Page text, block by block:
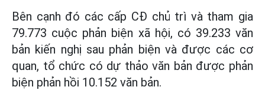
Bên cạnh đó các cấp CĐ chủ trì và tham gia
79.773 cuộc phản biện xã hội, có 39.233 văn
bản kiến nghị sau phản biện và được các cơ
quan, tổ chức có dự thảo văn bản được phản
biện phản hồi 10.152 văn bản.